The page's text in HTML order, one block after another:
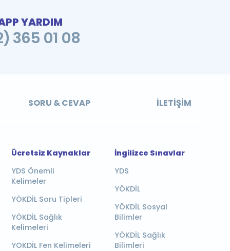
YARDIM
365 01 08
SORU & CEVAP İLETIŞIM
Ücretsiz Kaynaklar
YDS Önemli
Kelimeler
YÖKDİL Soru Tipleri
YÖKDİL Sağlık
Kelimeleri
YÖKDİL Fen Kelimeleri
İngilizce Sınavlar
YDS
YÖKDİL
YÖKDİL Sosyal
Bilimler
YÖKDİL Sağlık
Bilimleri